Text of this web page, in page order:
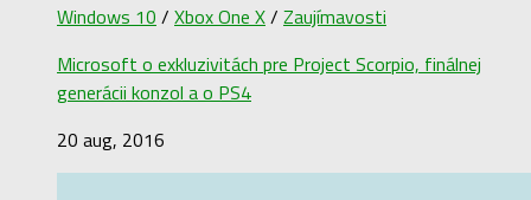
Windows 10 / Xbox One X/ Zaujímavosti
Microsoft o exkluzivitách pre Project Scorpio, finálnej
generácii konzol a o PS4
20 aug, 2016